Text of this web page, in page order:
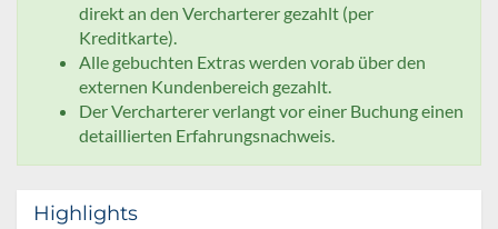
direkt an den Vercharterer gezahlt (per
Kreditkarte).
Alle gebuchten Extras werden vorab über den
externen Kundenbereich gezahlt.
Der Vercharterer verlangt vor einer Buchung einen
detaillierten Erfahrungsnachweis.
Highlights